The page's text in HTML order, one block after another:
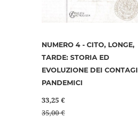
NUMERO 4 - CITO, LONGE,
TARDE: STORIA ED
EVOLUZIONE DEI CONTAGI
PANDEMICI
33,25 €
35,00 €